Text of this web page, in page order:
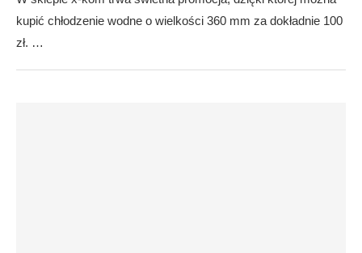
kupić chłodzenie wodne o wielkości 360 mm za dokładnie 100
zł. …